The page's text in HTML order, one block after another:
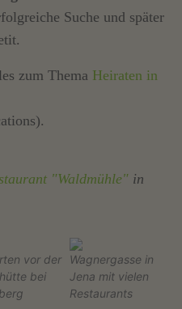
Suche und später
zum Thema Heiraten in
"Waldmühle" in
vor der
bei
Wagnergasse in
Jena mit vielen
Restaurants